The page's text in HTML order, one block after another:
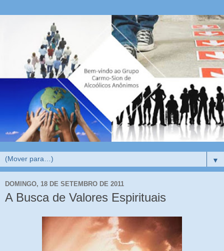
▼
DOMINGO, 18 DE SETEMBRO DE 2011
A Busca de Valores Espirituais